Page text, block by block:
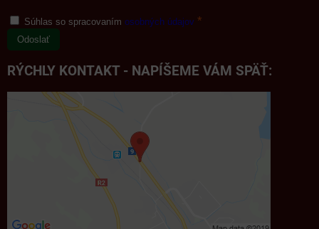
Súhlas so spracovaním osobných údajov *
Odoslať
RÝCHLY KONTAKT - NAPÍŠEME VÁM SPÄŤ: